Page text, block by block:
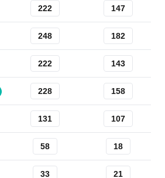
222 147
248 182
222 143
228 158
131 107
58 18
33 21